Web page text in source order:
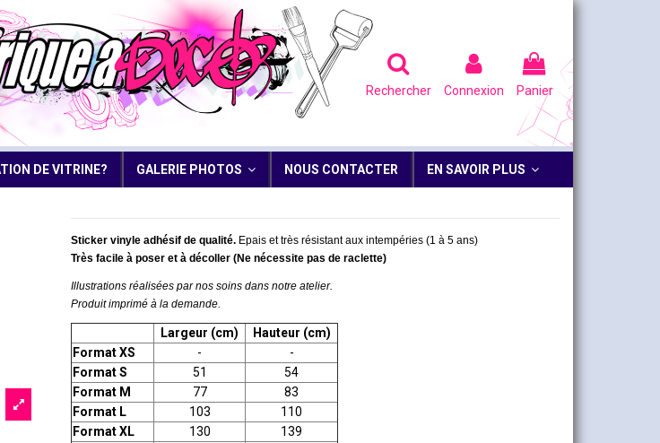
Rechercher Connexion Panier
DE VITRINE? GALERIE PHOTOS NOUS CONTACTER EN SAVOIR PLUS
Sticker vinyle adhésif de qualité. Epais et très résistant aux intempéries (1 à 5 ans)
Très facile à poser et à décoller (Ne nécessite pas de raclette)
Illustrations réalisées par nos soins dans notre atelier.
Produit imprimé à la demande.
Largeur (cm)
Hauteur (cm)
Format XS
-
-
Format S
51
54
Format M
77
83
Format L
103
110
Format XL
130
139